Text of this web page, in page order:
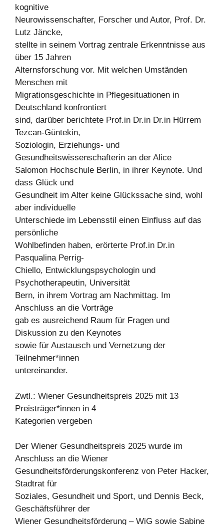
kognitive
Neurowissenschafter, Forscher und Autor, Prof. Dr.
Lutz Jäncke,
stellte in seinem Vortrag zentrale Erkenntnisse aus
über 15 Jahren
Alternsforschung vor. Mit welchen Umständen
Menschen mit
Migrationsgeschichte in Pflegesituationen in
Deutschland konfrontiert
sind, darüber berichtete Prof.in Dr.in Dr.in Hürrem
Tezcan-Güntekin,
Soziologin, Erziehungs- und
Gesundheitswissenschafterin an der Alice
Salomon Hochschule Berlin, in ihrer Keynote. Und
dass Glück und
Gesundheit im Alter keine Glückssache sind, wohl
aber individuelle
Unterschiede im Lebensstil einen Einfluss auf das
persönliche
Wohlbefinden haben, erörterte Prof.in Dr.in
Pasqualina Perrig-
Chiello, Entwicklungspsychologin und
Psychotherapeutin, Universität
Bern, in ihrem Vortrag am Nachmittag. Im
Anschluss an die Vorträge
gab es ausreichend Raum für Fragen und
Diskussion zu den Keynotes
sowie für Austausch und Vernetzung der
Teilnehmer*innen
untereinander.
Zwtl.: Wiener Gesundheitspreis 2025 mit 13
Preisträger*innen in 4
Kategorien vergeben
Der Wiener Gesundheitspreis 2025 wurde im
Anschluss an die Wiener
Gesundheitsförderungskonferenz von Peter Hacker,
Stadtrat für
Soziales, Gesundheit und Sport, und Dennis Beck,
Geschäftsführer der
Wiener Gesundheitsförderung – WiG sowie Sabine